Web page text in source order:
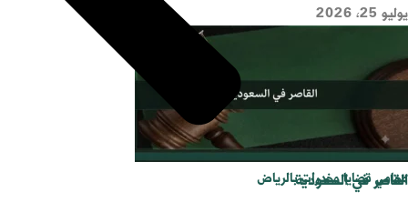
محامي قضايا مخدرات بالرياض
يوليو 25, 2026
القاصر في السعودية